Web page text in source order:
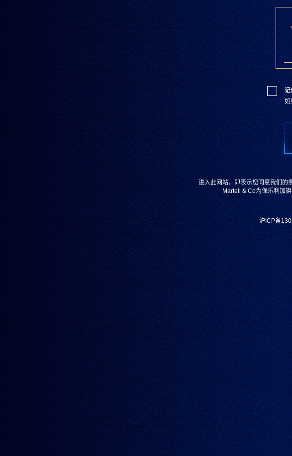
记
如
进入此网站，即表示您同意我们的
Martell & Co为保乐利加
沪ICP备
12.10.2020
识厨解味 | 兰明路
文章